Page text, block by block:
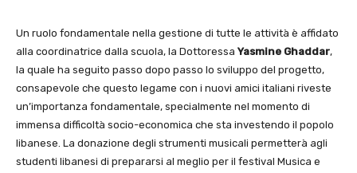
Un ruolo fondamentale nella gestione di tutte le attività è affidato
alla coordinatrice dalla scuola, la Dottoressa Yasmine Ghaddar,
la quale ha seguito passo dopo passo lo sviluppo del progetto,
consapevole che questo legame con i nuovi amici italiani riveste
un’importanza fondamentale, specialmente nel momento di
immensa difficoltà socio-economica che sta investendo il popolo
libanese. La donazione degli strumenti musicali permetterà agli
studenti libanesi di prepararsi al meglio per il festival Musica e